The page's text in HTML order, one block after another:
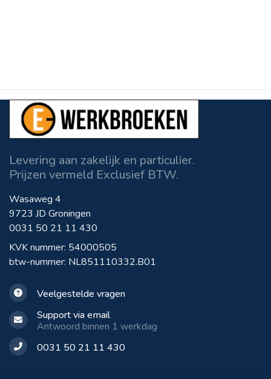
Levering aan zakelijk en particulier.
Prijzen vermeld Exclusief BTW.
Wasaweg 4
9723 JD Groningen
0031 50 21 11 430
KVK nummer: 54000505
btw-nummer: NL851110332.B01
Veelgestelde vragen
Support via email
Antwoord binnen 1 werkdag
0031 50 21 11 430